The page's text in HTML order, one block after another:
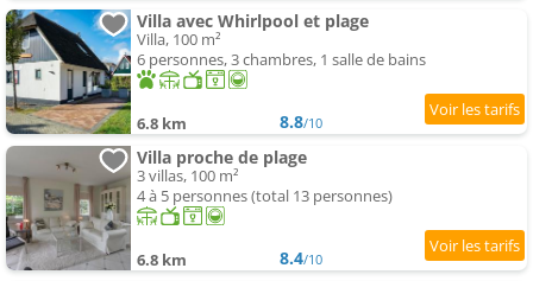
Villa avec Whirlpool et plage
Villa, 100 m²
6 personnes, 3 chambres, 1 salle de bains
6.8 km 8.8/10
Villa proche de plage
3 villas, 100 m²
4 à 5 personnes (total 13 personnes)
6.8 km 8.4/10